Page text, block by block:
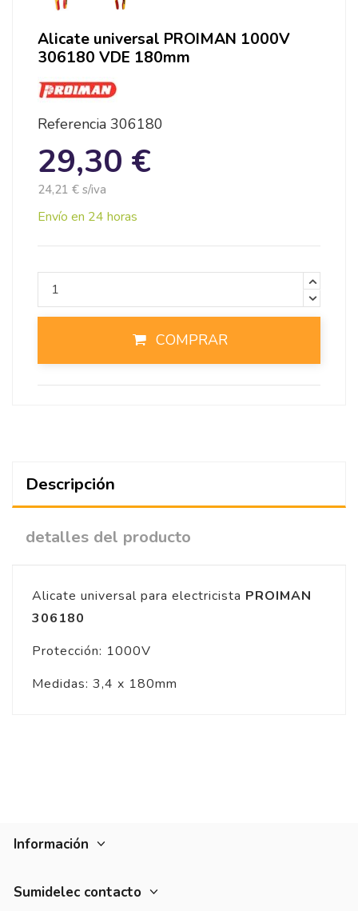
Alicate universal PROIMAN 1000V
306180 VDE 180mm
Referencia 306180
29,30 €
24,21 € s/iva
Envío en 24 horas
COMPRAR
Descripción
detalles del producto
Alicate universal para electricista PROIMAN
306180
Protección: 1000V
Medidas: 3,4 x 180mm
Información
Sumidelec contacto